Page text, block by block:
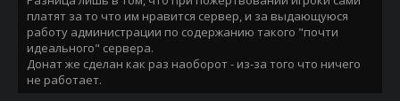
платят за то что им нравится сервер, и за выдающуюся
работу администрации по содержанию такого "почти
идеального" сервера.
Донат же сделан как раз наоборот - из-за того что ничего
не работает.